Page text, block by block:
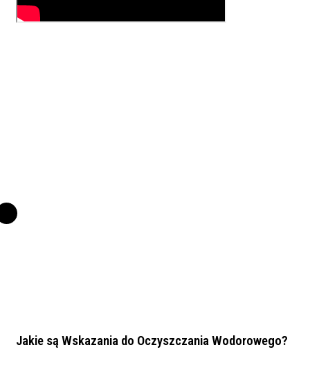
Jakie są Wskazania do Oczyszczania Wodorowego?